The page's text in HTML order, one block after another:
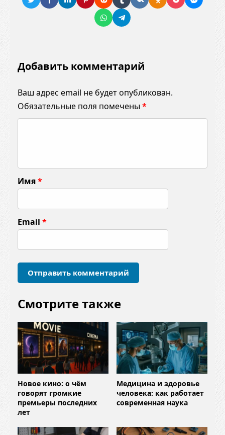
Добавить комментарий
Ваш адрес email не будет опубликован.
Обязательные поля помечены *
м
е
т
а
р
и
Имя*
Email *
Смотрите также
Новое кино: о чём
говорят громкие
премьеры последних
лет
Медицина и здоровье
человека: как работает
современная наука